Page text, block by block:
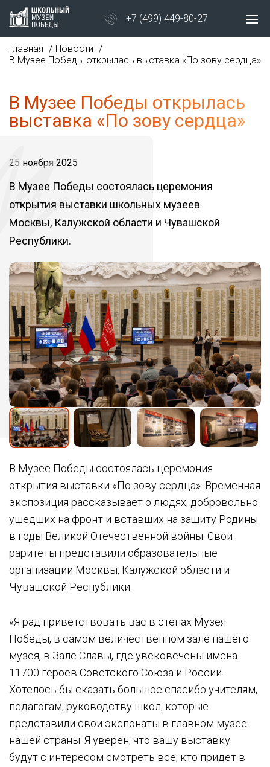
+7 (499) 449-80-27
Главная
Новости
В Музее Победы открылась выставка «По зову сердца»
В Музее Победы открылась
выставка «По зову сердца»
25 ноября 2025
В Музее Победы состоялась церемония
открытия выставки школьных музеев
Москвы, Калужской области и Чувашской
Республики.
В Музее Победы состоялась церемония
открытия выставки «По зову сердца». Временная
экспозиция рассказывает о людях, добровольно
ушедших на фронт и вставших на защиту Родины
в годы Великой Отечественной войны. Свои
раритеты представили образовательные
организации Москвы, Калужской области и
Чувашской Республики.
«Я рад приветствовать вас в стенах Музея
Победы, в самом величественном зале нашего
музея, в Зале Славы, где увековечены имена
11700 героев Советского Союза и России.
Хотелось бы сказать большое спасибо учителям,
педагогам, руководству школ, которые
представили свои экспонаты в главном музее
нашей страны. Я уверен, что вашу выставку
будут с интересом смотреть все, кто придет в